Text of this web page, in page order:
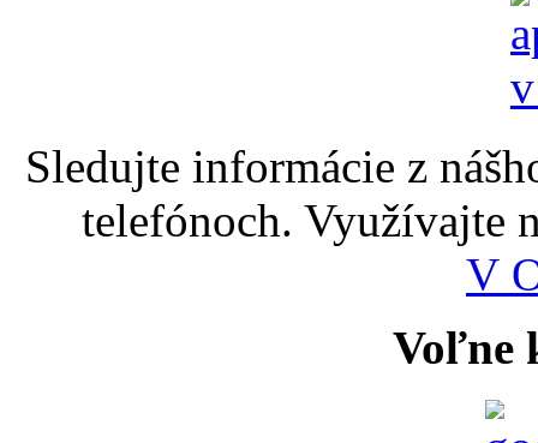
Sledujte informácie z
telefónoch. Využívajte
V
Voľne